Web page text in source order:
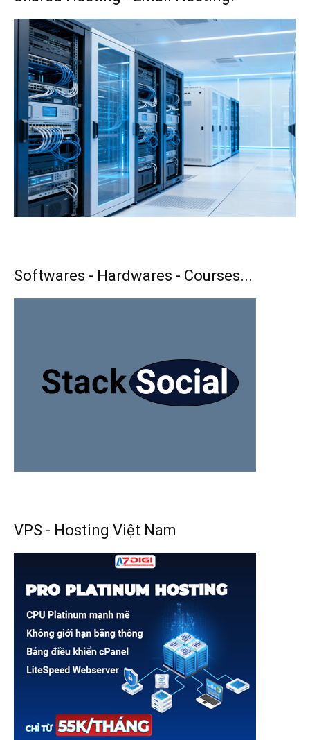
Softwares - Hardwares - Courses...
VPS - Hosting Việt Nam